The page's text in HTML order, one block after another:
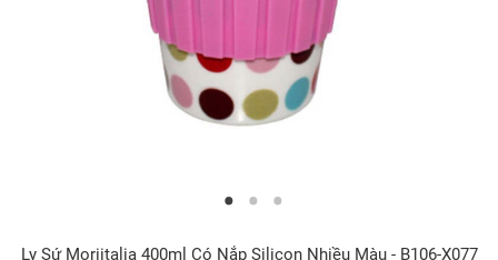
Ly Sứ Moriitalia 400ml Có Nắp Silicon Nhiều Màu - B106-X077